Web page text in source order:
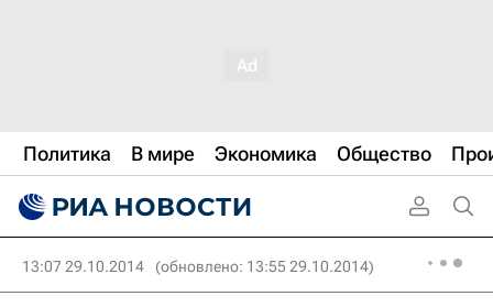
Политика В мире Экономика Общество
13:07 29.10.2014 (обновлено: 13:55 29.10.2014)